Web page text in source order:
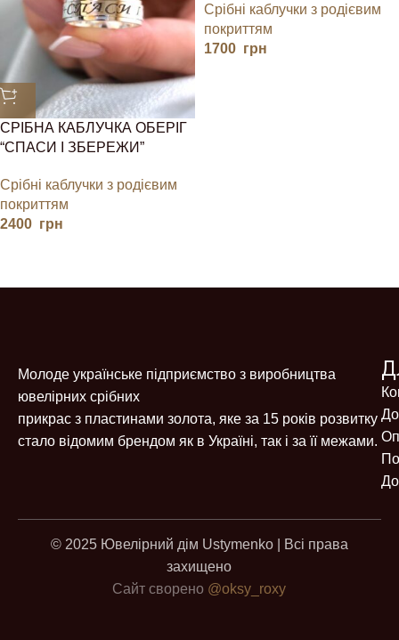
СРІБНА КАБЛУЧКА ОБЕРІГ
“СПАСИ І ЗБЕРЕЖИ”
Срібні каблучки з родієвим
покриттям
2400 грн
Срібні каблучки з родієвим
покриттям
1700 грн
Молоде українське підприємство з виробництва
ювелірних срібних
прикрас з пластинами золота, яке за 15 років розвитку
стало відомим брендом як в Україні, так і за її межами.
© 2025 Ювелірний дім Ustymenko | Всі права
захищено
Сайт сворено @oksy_roxy